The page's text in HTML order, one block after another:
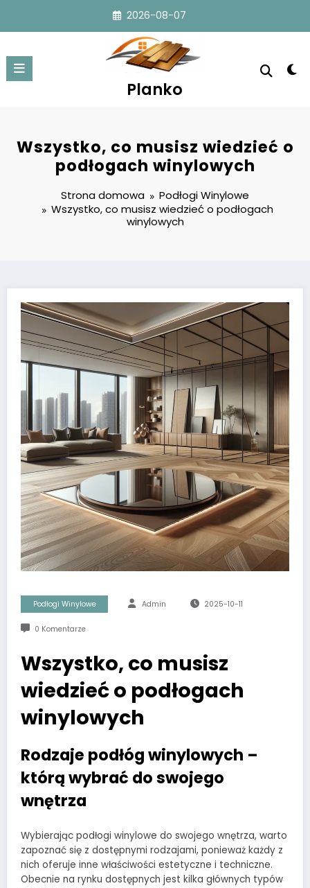
treści
2026-08-07
Planko
Wszystko, co musisz wiedzieć o
podłogach winylowych
Strona domowa
Podłogi Winylowe
Wszystko, co musisz wiedzieć o podłogach
winylowych
Podłogi Winylowe Admin 2025-10-11
0 Komentarze
Wszystko, co musisz
wiedzieć o podłogach
winylowych
Rodzaje podłóg winylowych –
którą wybrać do swojego
wnętrza
Wybierając podłogi winylowe do swojego wnętrza, warto
zapoznać się z dostępnymi rodzajami, ponieważ każdy z
nich oferuje inne właściwości estetyczne i techniczne.
Obecnie na rynku dostępnych jest kilka głównych typów